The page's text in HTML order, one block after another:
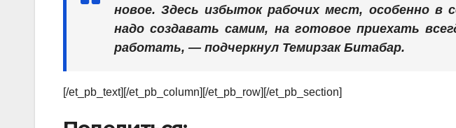
новое. Здесь избыток рабочих мест, особенно в
надо создавать самим, на готовое приехать
работать, — подчеркнул Темирзак Битабар.
[/et_pb_text][/et_pb_column][/et_pb_row][/et_pb_section]